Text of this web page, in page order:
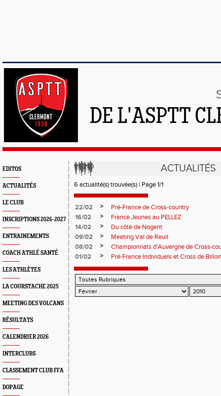
DE L'ASPTT
EDITOS
ACTUALITÉS
LE CLUB
INSCRIPTIONS 2026-2027
ENTRAINEMENTS
COACH ATHLÉ SANTÉ
LES ATHLÈTES
LA COURSTACHE 2025
MEETING DES VOLCANS
RÉSULTATS
CALENDRIER 2026
INTERCLUBS
CLASSEMENT CLUB FFA
DOPAGE
ACTUALITÉS
6 actualité(s) trouvée(s) | Page 1/1
22/02 >
Pré-France de Cross-country
16/02
>
France Jeunes au PELLEZ
14/02
>
Du côté de Nogent
09/02
>
Meeting Val de Reuil
08/02
>
Championnats d'Auvergne de Cross-
01/02
> Pré-France Individuels et Cross de